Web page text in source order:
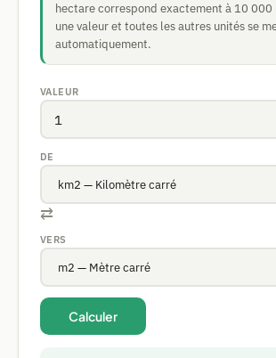
hectare correspond exactement à 10 000
une valeur et toutes les autres unités se
automatiquement.
VALEUR
DE
⇄
VERS
Calculer